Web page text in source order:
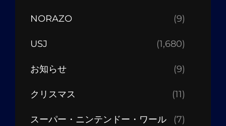
NORAZO (9)
USJ (1,680)
お知らせ (9)
クリスマス (11)
スーパー・ニンテンドー・ワール (7)